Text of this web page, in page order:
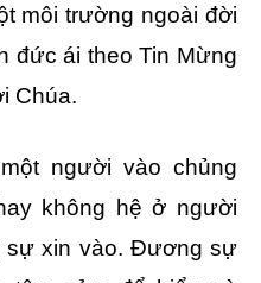
môi trường ngoài đời
đức ái theo Tin Mừng
Chúa.
người vào chủng
không hệ ở người
sự xin vào. Đương sự